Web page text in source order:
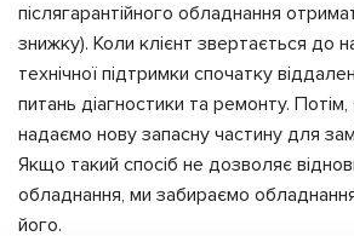
післягарантійного обладнання
знижку). Коли клієнт звертається до
технічної підтримки спочатку
питань діагностики та ремонту.
надаємо нову запасну частину для
Якщо такий спосіб не дозволяє
обладнання, ми забираємо
його.